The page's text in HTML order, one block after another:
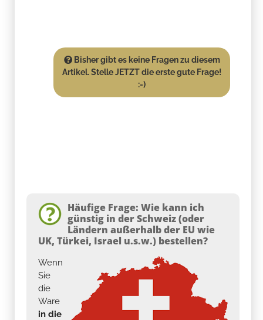
Bisher gibt es keine Fragen zu diesem
Artikel. Stelle JETZT die erste gute Frage!
:-)
Häufige Frage: Wie kann ich
günstig in der Schweiz (oder
Ländern außerhalb der EU wie
UK, Türkei, Israel u.s.w.) bestellen?
Wenn
Sie
die
Ware
in die